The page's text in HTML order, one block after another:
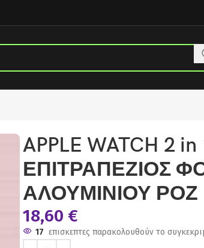
APPLE WATCH 2 in
ΕΠΙΤΡΑΠΕΖΙΟΣ
ΑΛΟΥΜΙΝΙΟΥ ΡΟΖ
18,60€
17 επισκεπτες παρακολουθούν το